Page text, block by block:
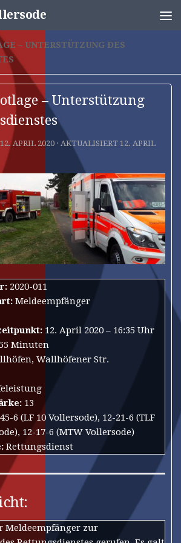
– UNTERSTÜTZUNG DES
– Unterstützung
12. APRIL 2020 · AKTUALISIERT 12. APRIL
2020-011
Meldeempfänger
12. April 2020 – 16:35 Uhr
Minuten
Wallhöfener Str.
13
6 (LF 10 Vollersode), 12-21-6 (TLF
12-17-6 (MTW Vollersode)
Rettungsdienst
Meldeempfänger zur